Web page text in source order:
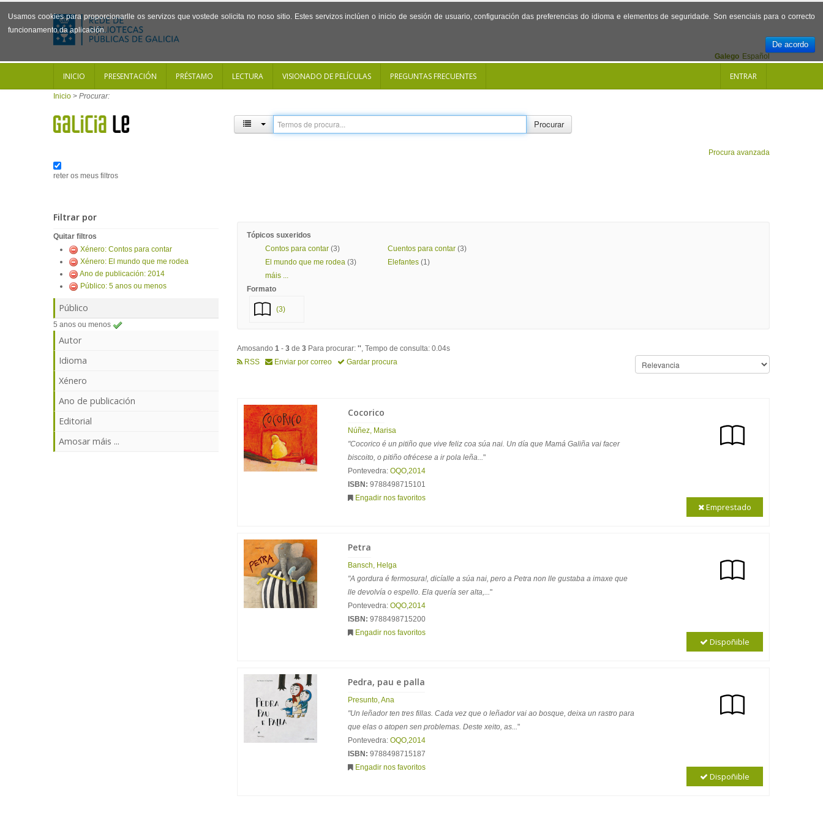
Usamos cookies para proporcionarlle os servizos que vostede solicita no noso sitio. Estes servizos inclúen o inicio de sesión de usuario, configuración das preferencias do idioma e elementos de seguridade. Son esenciais para o correcto
funcionamento da aplicación.
De acordo
Español
Galego
INICIO PRESENTACIÓN PRÉSTAMO LECTURA VISIONADO DE PELÍCULAS PREGUNTAS FRECUENTES ENTRAR
Inicio > Procurar:
Procurar
Procura avanzada
reter os meus filtros
Filtrar por
Quitar filtros
Xénero: Contos para contar
Xénero: El mundo que me rodea
Ano de publicación: 2014
Público: 5 anos ou menos
Público
5 anos ou menos
Autor
Idioma
Xénero
Ano de publicación
Editorial
Amosar máis ...
Tópicos suxeridos
Contos para contar (3) Cuentos para contar (3)
El mundo que me rodea (3) Elefantes (1)
máis ...
Formato
(3)
Amosando 1 - 3 de 3 Para procurar: '', Tempo de consulta: 0.04s
RSS
Enviar por correo Gardar procura
Cocorico
Núñez, Marisa
"Cocorico é un pitiño que vive feliz coa súa nai. Un día que Mamá Galiña vai facer
biscoito, o pitiño ofrécese a ir pola leña..."
Pontevedra: OQO,2014
ISBN: 9788498715101
Engadir nos favoritos
Emprestado
Petra
Bansch, Helga
"A gordura é fermosura!, dicíalle a súa nai, pero a Petra non lle gustaba a imaxe que
lle devolvía o espello. Ela quería ser alta,..."
Pontevedra: OQO,2014
ISBN: 9788498715200
Engadir nos favoritos
Dispoñible
Pedra, pau e palla
Presunto, Ana
"Un leñador ten tres fillas. Cada vez que o leñador vai ao bosque, deixa un rastro para
que elas o atopen sen problemas. Deste xeito, as..."
Pontevedra: OQO,2014
ISBN: 9788498715187
Engadir nos favoritos
Dispoñible